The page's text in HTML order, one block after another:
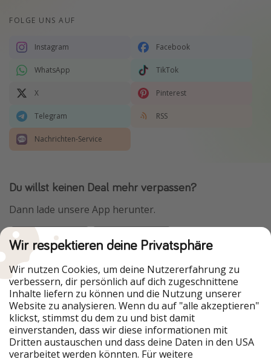
FOLGE UNS AUF
Instagram Facebook
WhatsApp TikTok
X Pinterest
Telegram RSS
Nachrichten-Service
Du willst keinen Deal mehr verpassen?
Dann lade unsere App herunter.
Urlaubspiraten ist Teil der HolidayPirates Group
Unsere Märkte
PiratinViaggio
HolidayPirates
VakantiePiraten
WakacyjniPiraci
VoyagesPirates
Ferienpiraten
Urlaubspiraten
ViajerosPiratas
TravelPirates
Wir respektieren deine Privatsphäre
Wir nutzen Cookies, um deine Nutzererfahrung zu
verbessern, dir persönlich auf dich zugeschnittene
Inhalte liefern zu können und die Nutzung unserer
Website zu analysieren. Wenn du auf "alle akzeptieren"
klickst, stimmst du dem zu und bist damit
einverstanden, dass wir diese informationen mit
Dritten austauschen und dass deine Daten in den USA
verarbeitet werden könnten. Für weitere